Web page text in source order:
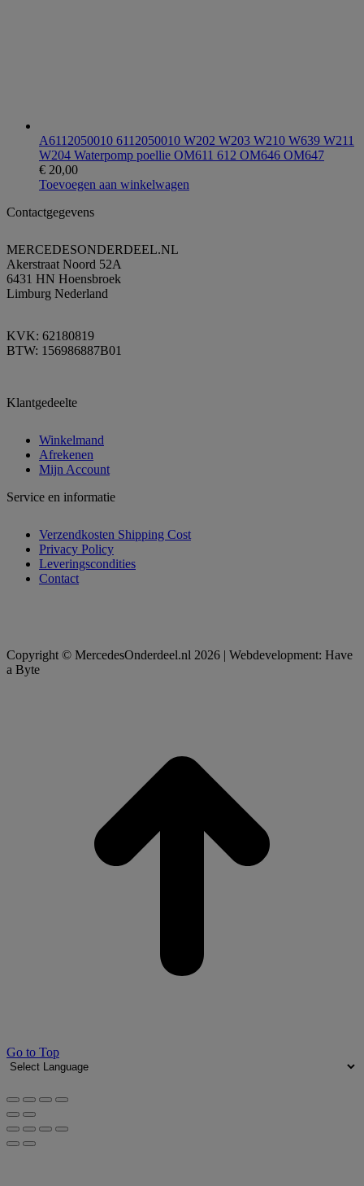
A6112050010 6112050010 W202 W203 W210 W639 W211
W204 Waterpomp poellie OM611 612 OM646 OM647
€ 20,00
Toevoegen aan winkelwagen
Contactgegevens
MERCEDESONDERDEEL.NL
Akerstraat Noord 52A
6431 HN Hoensbroek
Limburg Nederland
KVK: 62180819
BTW: 156986887B01
Klantgedeelte
Winkelmand
Afrekenen
Mijn Account
Service en informatie
Verzendkosten Shipping Cost
Privacy Policy
Leveringscondities
Contact
Copyright © MercedesOnderdeel.nl 2026 | Webdevelopment: Have
a Byte
Go to Top